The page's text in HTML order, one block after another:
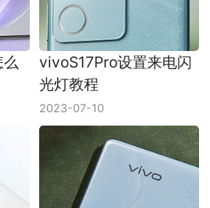
vivoS17Pro设置来电闪
光灯教程
2023-07-10